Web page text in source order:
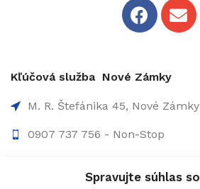
Spravujte súhlas so
Kľúčová služba Nové Zámky
M. R. Štefánika 45, Nové Zámky
0907 737 756 - Non-Stop